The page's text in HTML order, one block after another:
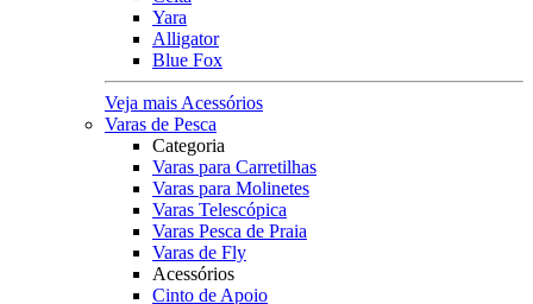
Yara
Alligator
Blue Fox
Veja mais Acessórios
Varas de Pesca
Categoria
Varas para Carretilhas
Varas para Molinetes
Varas Telescópica
Varas Pesca de Praia
Varas de Fly
Acessórios
Cinto de Apoio